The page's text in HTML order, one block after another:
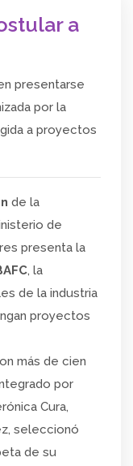
a
presentarse
por la
a proyectos
de la
de
presenta la
, la
de la industria
proyectos
más de cien
por
Cura,
seleccionó
de su